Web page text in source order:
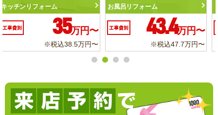
トイレリフォーム
工事費別 10.3万円〜
※税込11.3万円〜
洗面化粧台リフォーム
工事費別 6.2万円〜
※税込6.8万円〜